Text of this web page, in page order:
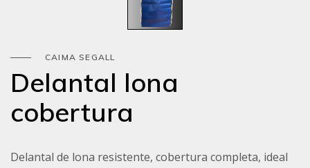
CAIMA SEGALL
Delantal lona
cobertura
Delantal de lona resistente, cobertura completa, ideal